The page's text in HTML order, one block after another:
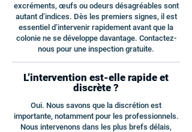
excréments, œufs ou odeurs désagréables sont
autant d’indices. Dès les premiers signes, il est
essentiel d’intervenir rapidement avant que la
colonie ne se développe davantage. Contactez-
nous pour une inspection gratuite.
L’intervention est-elle rapide et
discrète ?
Oui. Nous savons que la discrétion est
importante, notamment pour les professionnels.
Nous intervenons dans les plus brefs délais,